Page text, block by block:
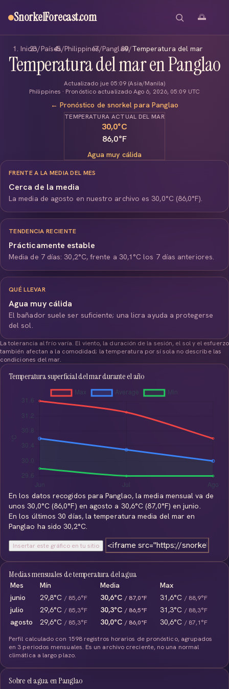
SnorkelForecast.com 🌅
Inicio/Países/Philippines/Panglao/Temperatura del mar
Temperatura del mar en Panglao
Actualizado jue 05:09 (Asia/Manila)
Philippines · Pronóstico actualizado Ago 6, 2026, 05:09 UTC
← Pronóstico de snorkel para Panglao
TEMPERATURA ACTUAL DEL MAR
30,0°C
86,0°F
Agua muy cálida
FRENTE A LA MEDIA DEL MES
Cerca de la media
La media de agosto en nuestro archivo es 30,0°C (86,0°F).
TENDENCIA RECIENTE
Prácticamente estable
Media de 7 días: 30,2°C, frente a 30,1°C los 7 días anteriores.
QUÉ LLEVAR
Agua muy cálida
El bañador suele ser suficiente; una licra ayuda a protegerse
del sol.
La tolerancia al frío varía. El viento, la duración de la sesión, el sol y el esfuerzo
también afectan a la comodidad; la temperatura por sí sola no describe las
condiciones del mar.
Temperatura superficial del mar durante el año
En los datos recogidos para Panglao, la media mensual va de
unos 30,0°C (86,0°F) en agosto a 30,6°C (87,0°F) en junio.
En los últimos 30 días, la temperatura media del mar en
Panglao ha sido 30,2°C.
Insertar este gráfico en tu sitio
Medias mensuales de temperatura del agua
Mes Mín Media
Max
junio
29,8°C / 85,6°F 30,6°C / 87,0°F 31,6°C / 88,9°F
julio 29,6°C / 85,3°F 30,3°C / 86,5°F 31,3°C / 88,3°F
agosto 29,6°C / 85,3°F 30,0°C / 86,0°F 30,6°C / 87,1°F
Perfil calculado con 1598 registros horarios de pronóstico, agrupados
en 3 periodos mensuales. Es un archivo creciente, no una normal
climática a largo plazo.
Sobre el agua en Panglao